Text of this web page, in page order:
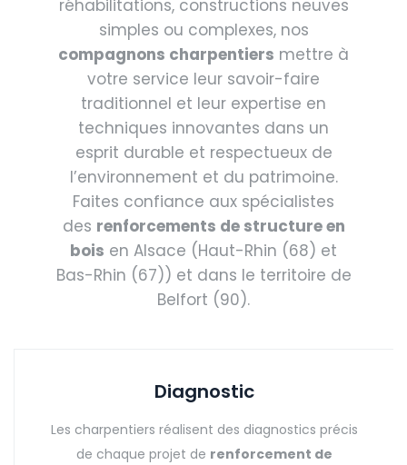
réhabilitations, constructions neuves
simples ou complexes, nos
compagnons charpentiers mettre à
votre service leur savoir-faire
traditionnel et leur expertise en
techniques innovantes dans un
esprit durable et respectueux de
l’environnement et du patrimoine.
Faites confiance aux spécialistes
des renforcements de structure en
bois en Alsace (Haut-Rhin (68) et
Bas-Rhin (67)) et dans le territoire de
Belfort (90).
Diagnostic
Les charpentiers réalisent des diagnostics précis
de chaque projet de renforcement de